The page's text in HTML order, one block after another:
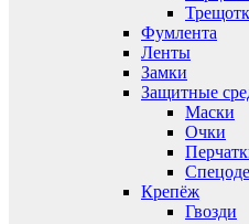
Фумлента
Ленты
Замки
Защитные
Маски
Очки
Крепёж
Гвозди